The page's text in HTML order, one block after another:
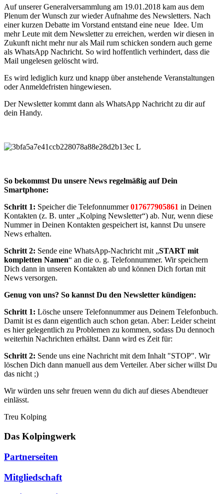
Auf unserer Generalversammlung am 19.01.2018 kam aus dem
Plenum der Wunsch zur wieder Aufnahme des Newsletters. Nach
einer kurzen Debatte im Vorstand entstand eine neue Idee. Um
mehr Leute mit dem Newsletter zu erreichen, werden wir diesen in
Zukunft nicht mehr nur als Mail rum schicken sondern auch gerne
als WhatsApp Nachricht. So wird hoffentlich verhindert, dass die
Mail ungelesen gelöscht wird.
Es wird lediglich kurz und knapp über anstehende Veranstaltungen
oder Anmeldefristen hingewiesen.
Der Newsletter kommt dann als WhatsApp Nachricht zu dir auf
dein Handy.
So bekommst Du unsere News regelmäßig auf Dein
Smartphone:
Schritt 1: Speicher die Telefonnummer017677905861 in Deinen
Kontakten (z. B. unter „Kolping Newsletter“) ab. Nur, wenn diese
Nummer in Deinen Kontakten gespeichert ist, kannst Du unsere
News erhalten.
Schritt 2: Sende eine WhatsApp-Nachricht mit „START mit
kompletten Namen“ an die o. g. Telefonnummer. Wir speichern
Dich dann in unseren Kontakten ab und können Dich fortan mit
News versorgen.
Genug von uns? So kannst Du den Newsletter kündigen:
Schritt 1: Lösche unsere Telefonnummer aus Deinem Telefonbuch.
Damit ist es dann eigentlich auch schon getan. Aber: Leider scheint
es hier gelegentlich zu Problemen zu kommen, sodass Du dennoch
weiterhin Nachrichten erhältst. Dann wird es Zeit für:
Schritt 2: Sende uns eine Nachricht mit dem Inhalt "STOP". Wir
löschen Dich dann manuell aus dem Verteiler. Aber sicher willst Du
das nicht ;)
Wir würden uns sehr freuen wenn du dich auf dieses Abendteuer
einlässt.
Treu Kolping
Das Kolpingwerk
Partnerseiten
Mitgliedschaft